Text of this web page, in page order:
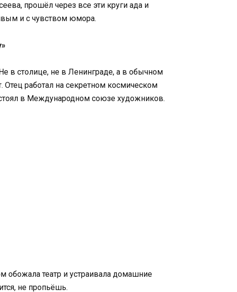
прошёл через все эти круги ада и
и с чувством юмора.
в столице, не в Ленинграде, а в обычном
Отец работал на секретном космическом
в Международном союзе художников.
обожала театр и устраивала домашние
не пропьёшь.